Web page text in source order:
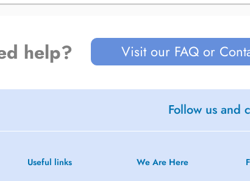
help? Visit our FAQ or
Follow us and
Useful links We Are Here